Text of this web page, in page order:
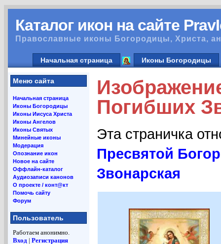
Каталог икон на сайте
Православные иконы Богородицы, Христа,
Начальная страница Иконы Богородицы
Меню сайта
Начальная страница
Иконы Богородицы
Иконы Иисуса Христа
Иконы Ангелов
Иконы Святых
Минейные иконы
Модерация
Опознание икон
Новое на сайте
Оффлайн-каталог
Аудиозаписи канонов
О проекте / конт@кт
Помочь сайту
Форум
Пользователь
Работаем анонимно.
Вход | Регистрация
Погибших
Эта страничка
Пресвятой
Звонарская